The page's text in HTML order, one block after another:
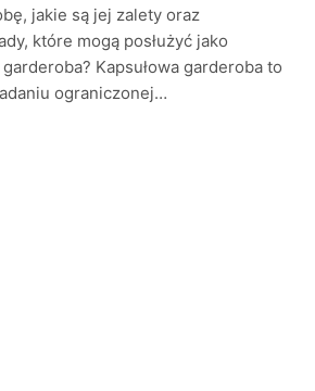
jakie są jej zalety oraz
które mogą posłużyć jako
Kapsułowa garderoba to
ograniczonej…